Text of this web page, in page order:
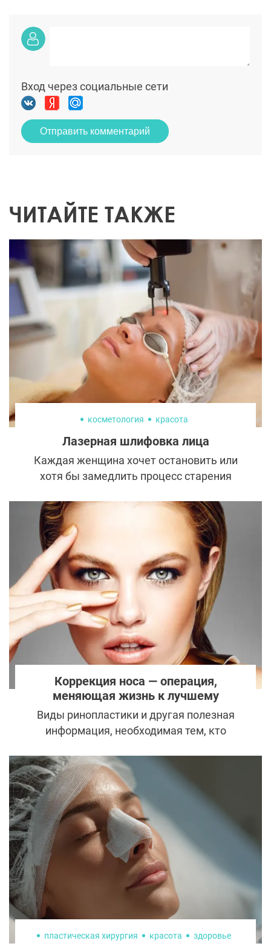
Вход через социальные сети
Отправить комментарий
ЧИТАЙТЕ ТАКЖЕ
косметология красота
Лазерная шлифовка лица
Каждая женщина хочет остановить или
хотя бы замедлить процесс старения
процедура лазерной шлифовки лица
поможет вам в этом?
Коррекция носа — операция,
меняющая жизнь к лучшему
Виды ринопластики и другая полезная
информация, необходимая тем, кто
пластическая хирургия красота здоровье